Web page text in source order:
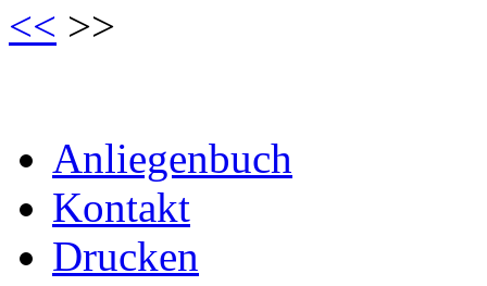
<< >>
Anliegenbuch
Kontakt
Drucken